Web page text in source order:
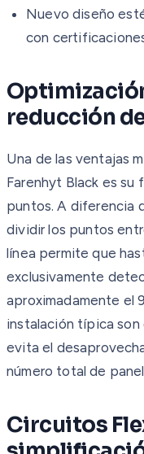
Nuevo diseño
con
reducción
Una de las ventajas
Farenhyt Black es su
puntos. A diferencia
dividir los puntos
línea permite que
exclusivamente
aproximadamente el
instalación típica
evita el
número total de
Circuitos